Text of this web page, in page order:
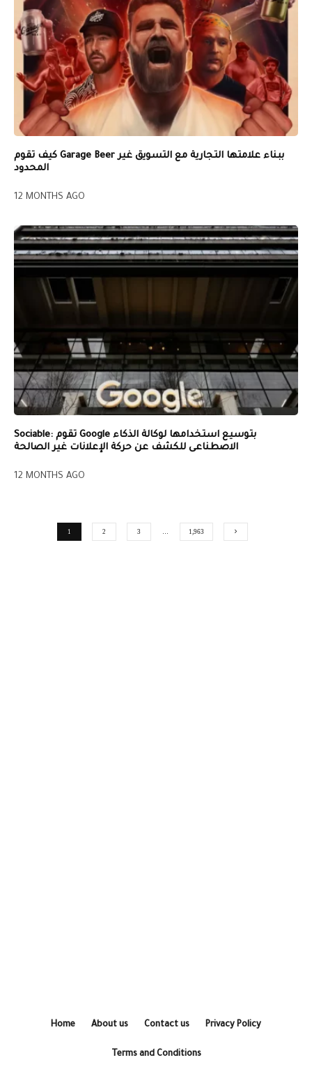
كيف تقوم Garage Beer ببناء علامتها التجارية مع التسويق غير
المحدود
12 MONTHS AGO
Sociable: تقوم Google بتوسيع استخدامها لوكالة الذكاء
الاصطناعى للكشف عن حركة الإعلانات غير الصالحة
12 MONTHS AGO
1 2 3 … 1,963
Home About us Contact us Privacy Policy
Terms and Conditions